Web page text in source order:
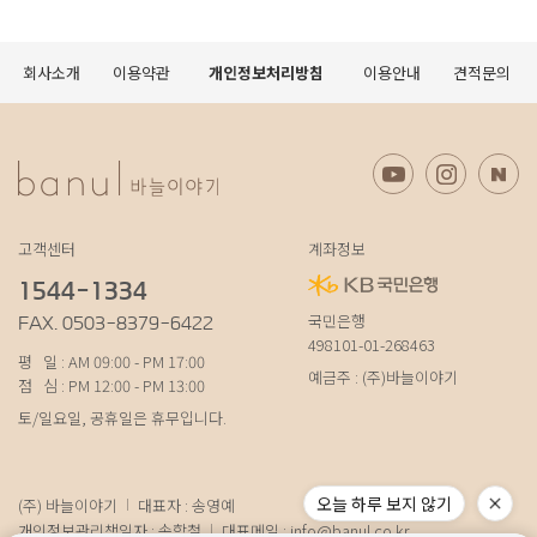
회사소개 이용약관 개인정보처리방침 이용안내 견적문의
고객센터
1544-1334
FAX. 0503-8379-6422
평 일 : AM 09:00 - PM 17:00
점 심 : PM 12:00 - PM 13:00
토/일요일, 공휴일은 휴무입니다.
계좌정보
국민은행
498101-01-268463
예금주 : (주)바늘이야기
(주) 바늘이야기
대표자 : 송영예
개인정보관리책임자 : 송학철
대표메일 :info@banul.co.kr
오늘 하루 보지 않기